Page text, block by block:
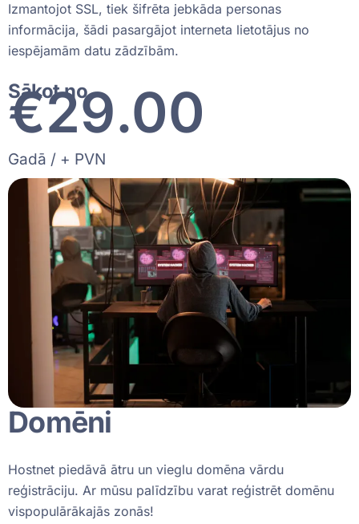
Izmantojot SSL, tiek šifrēta jebkāda personas
informācija, šādi pasargājot interneta lietotājus no
iespējamām datu zādzībām.
Sākot no
Gadā / + PVN
€30.00
Domēni
Hostnet piedāvā ātru un vieglu domēna vārdu
reģistrāciju. Ar mūsu palīdzību varat reģistrēt domēnu
vispopulārākajās zonās!